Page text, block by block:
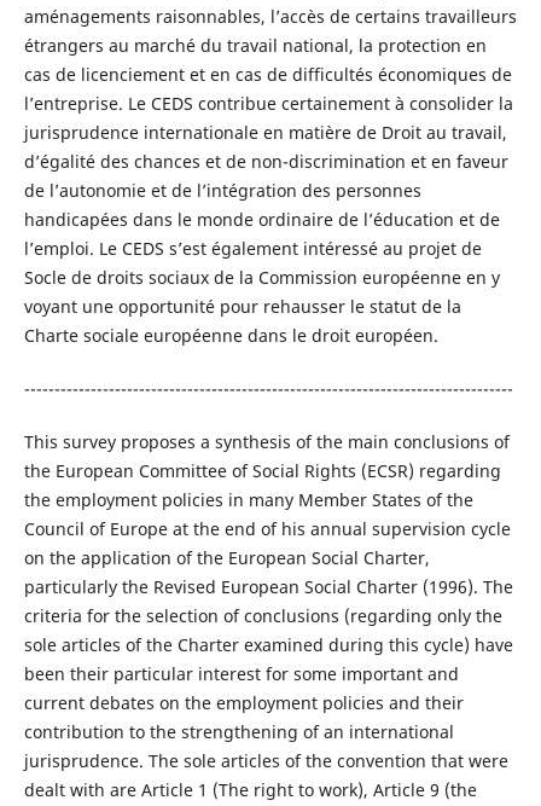
aménagements raisonnables, l’accès de certains travailleurs
étrangers au marché du travail national, la protection en
cas de licenciement et en cas de difficultés économiques de
l’entreprise. Le CEDS contribue certainement à consolider la
jurisprudence internationale en matière de Droit au travail,
d’égalité des chances et de non-discrimination et en faveur
de l’autonomie et de l’intégration des personnes
handicapées dans le monde ordinaire de l’éducation et de
l’emploi. Le CEDS s’est également intéressé au projet de
Socle de droits sociaux de la Commission européenne en y
voyant une opportunité pour rehausser le statut de la
Charte sociale européenne dans le droit européen.
---------------------------------------------------------------------------------
This survey proposes a synthesis of the main conclusions of
the European Committee of Social Rights (ECSR) regarding
the employment policies in many Member States of the
Council of Europe at the end of his annual supervision cycle
on the application of the European Social Charter,
particularly the Revised European Social Charter (1996). The
criteria for the selection of conclusions (regarding only the
sole articles of the Charter examined during this cycle) have
been their particular interest for some important and
current debates on the employment policies and their
contribution to the strengthening of an international
jurisprudence. The sole articles of the convention that were
dealt with are Article 1 (The right to work), Article 9 (the